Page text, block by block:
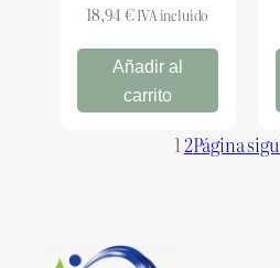
18,94€ IVA incluido
Añadir al
carrito
12Página